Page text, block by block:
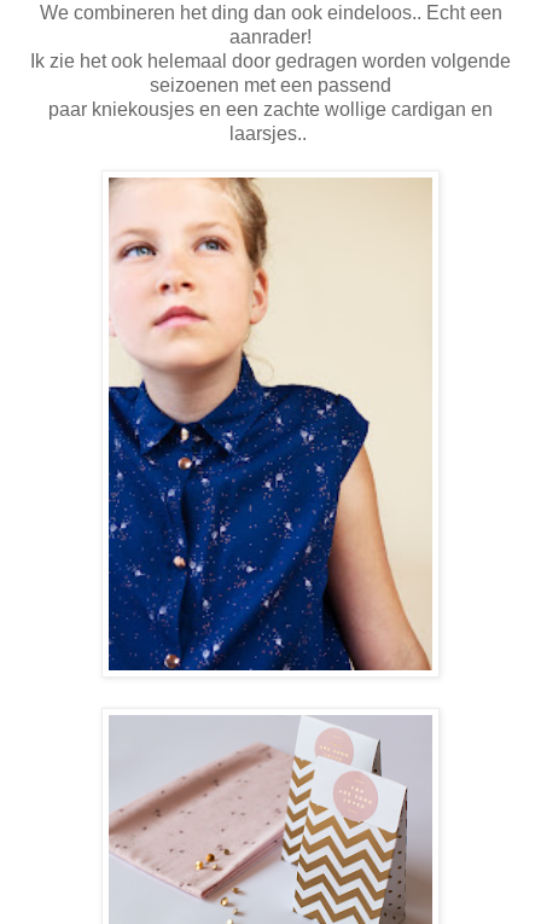
We combineren het ding dan ook eindeloos.. Echt een
aanrader!
Ik zie het ook helemaal door gedragen worden volgende
seizoenen met een passend
paar kniekousjes en een zachte wollige cardigan en
laarsjes..